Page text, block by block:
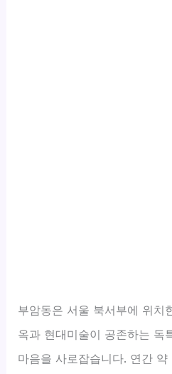
부암동은 서울 북서부에 위치
옥과 현대미술이 공존하는 독
마음을 사로잡습니다. 연간 약